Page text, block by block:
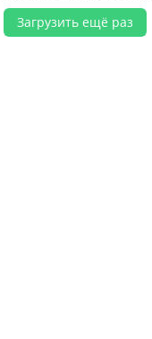
Загрузить ещё раз